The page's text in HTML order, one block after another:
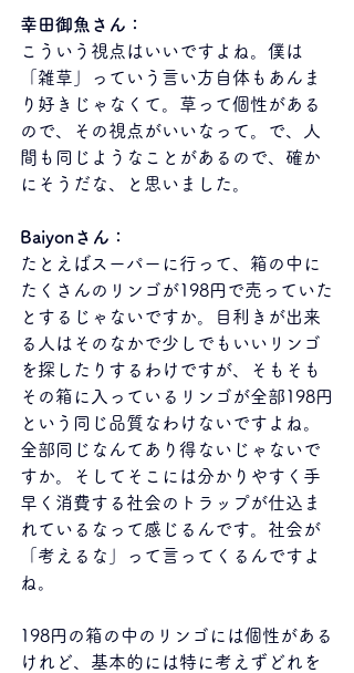
幸田御魚さん：
こういう視点はいいですよね。僕は
「雑草」っていう言い方自体もあんま
り好きじゃなくて。草って個性がある
ので、その視点がいいなって。で、人
間も同じようなことがあるので、確か
にそうだな、と思いました。
Baiyonさん：
たとえばスーパーに行って、箱の中に
たくさんのリンゴが198円で売っていた
とするじゃないですか。目利きが出来
る人はそのなかで少しでもいいリンゴ
を探したりするわけですが、そもそも
その箱に入っているリンゴが全部198円
という同じ品質なわけないですよね。
全部同じなんてあり得ないじゃないで
すか。そしてそこには分かりやすく手
早く消費する社会のトラップが仕込ま
れているなって感じるんです。社会が
「考えるな」って言ってくるんですよ
ね。
198円の箱の中のリンゴには個性がある
けれど、基本的には特に考えずどれを